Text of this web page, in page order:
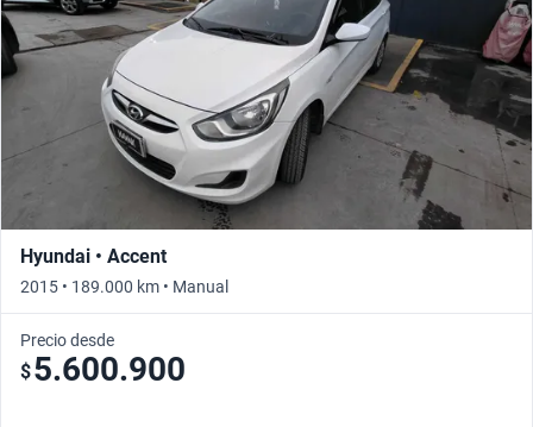
Hyundai • Accent
2015 • 189.000 km • Manual
Precio desde
$5.600.900